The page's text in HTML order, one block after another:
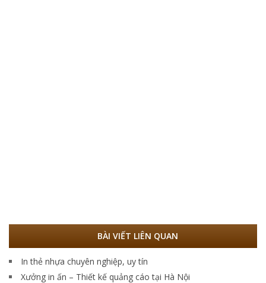
BÀI VIẾT LIÊN QUAN
In thẻ nhựa chuyên nghiệp, uy tín
Xưởng in ấn – Thiết kế quảng cáo tại Hà Nội